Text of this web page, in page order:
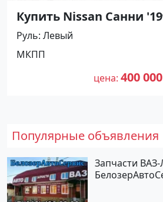
Купить Nissan Санни
(1400/90 л.с.) Бензин
Абинск цвет
цене 400000 рублей,
№27476 на сайте
Руль Левый
МКПП
цена 400 000
Популярные объявления
Запчасти